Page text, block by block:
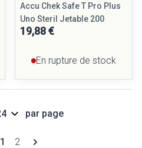
Accu Chek Safe T Pro Plus
Uno Steril Jetable 200
19,88 €
En rupture de stock
Pages
Vous lisez actuellement la page
1 Page
2
par page